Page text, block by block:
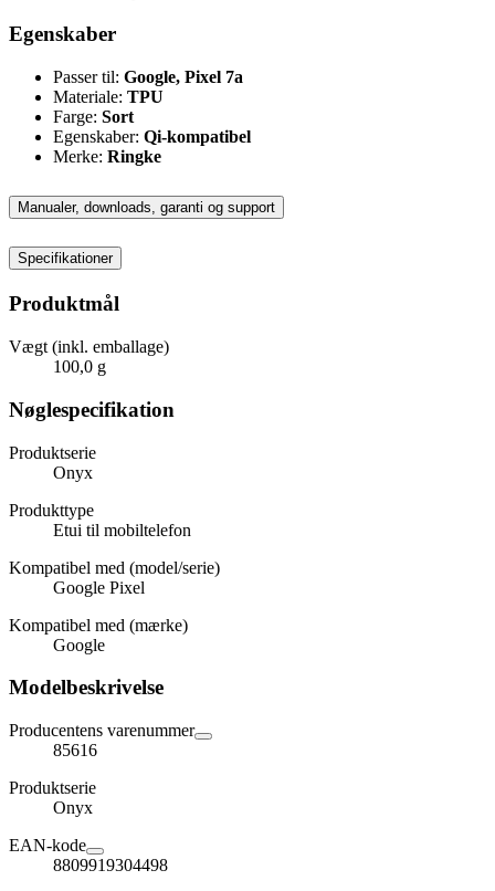
Egenskaber
Passer til: Google, Pixel 7a
Materiale: TPU
Farge: Sort
Egenskaber: Qi-kompatibel
Merke: Ringke
Manualer, downloads, garanti og support
Specifikationer
Produktmål
Vægt (inkl. emballage)
100,0 g
Nøglespecifikation
Produktserie
Onyx
Produkttype
Etui til mobiltelefon
Kompatibel med (model/serie)
Google Pixel
Kompatibel med (mærke)
Google
Modelbeskrivelse
Producentens varenummer
85616
Produktserie
Onyx
EAN-kode
8809919304498